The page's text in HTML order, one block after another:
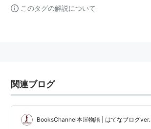
このタグの解説について
関連ブログ
BooksChannel本屋物語 | はてなブログver.